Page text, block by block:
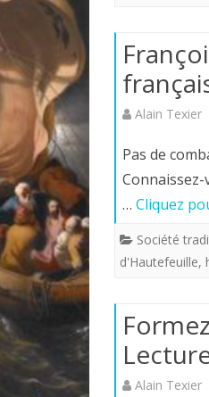
Alain Texier
Pas de
… Cliquez
Société
d'Hautefeuille,
Alain Texier